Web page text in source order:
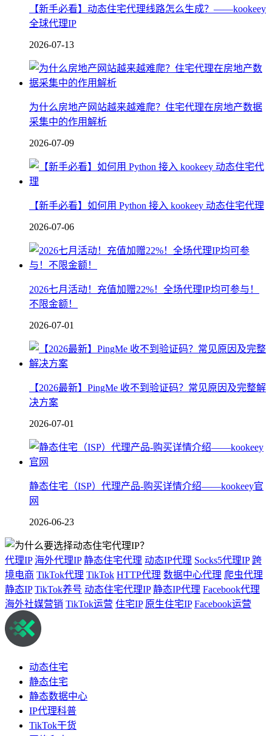
【新手必看】动态住宅代理线路怎么生成？——kookeey
全球代理IP
2026-07-13
为什么房地产网站越来越难爬？住宅代理在房地产数据
采集中的作用解析
2026-07-09
【新手必看】如何用 Python 接入 kookeey 动态住宅代理
2026-07-06
2026七月活动！充值加赠22%！全场代理IP均可参与！
不限金额！
2026-07-01
【2026最新】PingMe 收不到验证码？常见原因及完整解
决方案
2026-07-01
静态住宅（ISP）代理产品-购买详情介绍——kookeey官
网
2026-06-23
代理IP 海外代理IP 静态住宅代理 动态IP代理 Socks5代理IP 跨
境电商 TikTok代理 TikTok HTTP代理 数据中心代理 爬虫代理
静态IP TikTok养号 动态住宅代理IP 静态IP代理 Facebook代理
海外社媒营销 TikTok运营 住宅IP 原生住宅IP Facebook运营
动态住宅
静态住宅
静态数据中心
IP代理科普
TikTok干货